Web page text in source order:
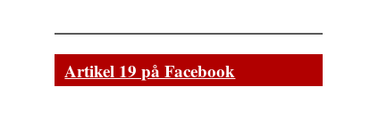
Artikel 19 på Facebook